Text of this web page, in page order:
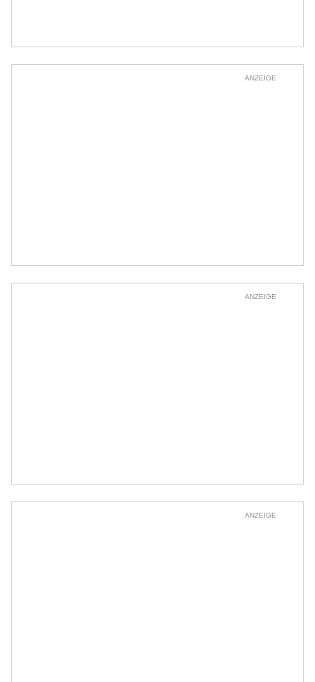
ANZEIGE
ANZEIGE
ANZEIGE